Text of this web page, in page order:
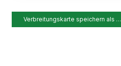
Verbreitungskarte speichern als …